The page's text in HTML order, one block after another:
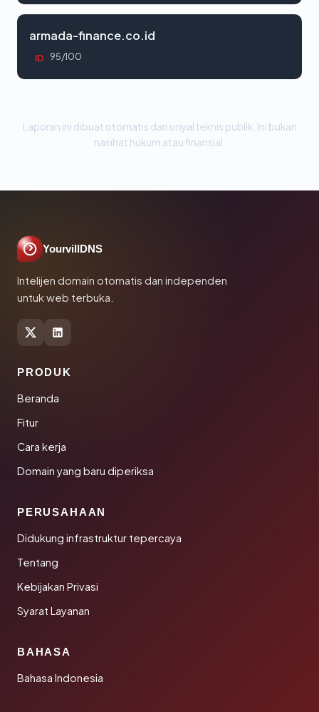
armada-finance.co.id
ID 95/100
Laporan ini dibuat otomatis dari sinyal teknis publik. Ini bukan
nasihat hukum atau finansial.
YourvillDNS
Intelijen domain otomatis dan independen
untuk web terbuka.
PRODUK
Beranda
Fitur
Cara kerja
Domain yang baru diperiksa
PERUSAHAAN
Didukung infrastruktur tepercaya
Tentang
Kebijakan Privasi
Syarat Layanan
BAHASA
Bahasa Indonesia